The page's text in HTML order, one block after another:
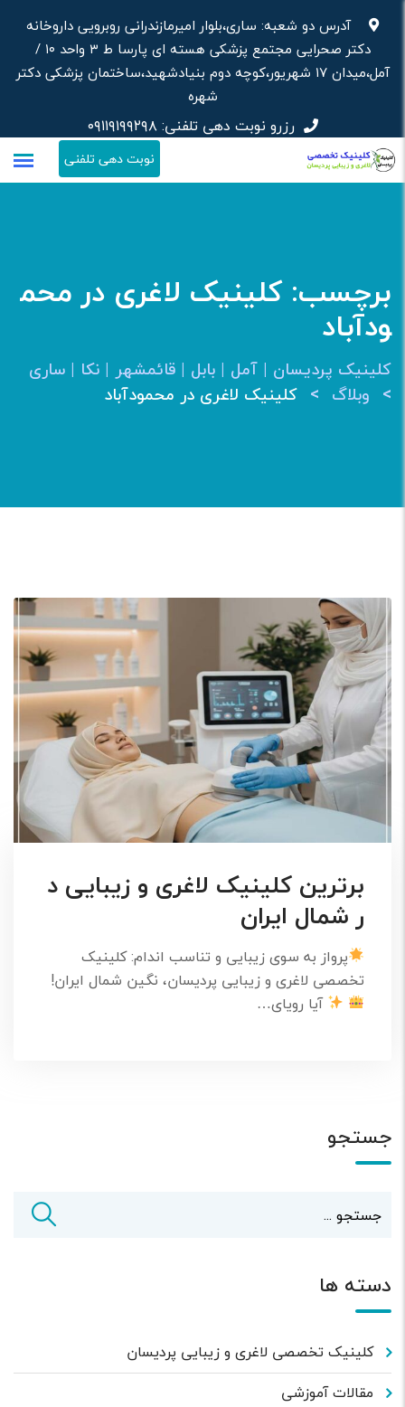
محتوا
آدرس دو شعبه: ساری،بلوار امیرمازندرانی روبرویی داروخانه‌
دکتر صحرایی مجتمع پزشکی هسته ای پارسا ط ۳ واحد ۱۰ /
آمل،میدان ۱۷ شهریور،کوچه دوم بنیادشهید،ساختمان پزشکی دکتر
شهره
رزرو نوبت دهی تلفنی:۰۹۱۱۹۱۹۹۲۹۸
نوبت دهی تلفنی
برچسب:کلینیک لاغری در محم
ودآباد
کلینیک پردیسان | آمل | بابل | قائمشهر | نکا | ساری
> وبلاگ > کلینیک لاغری در محمودآباد
برترین کلینیک لاغری و زیبایی د
ر شمال ایران
پرواز به سوی زیبایی و تناسب اندام: کلینیک
تخصصی لاغری و زیبایی پردیسان، نگین شمال ایران!
آیا رویای…
جستجو
دسته ها
کلینیک تخصصی لاغری و زیبایی پردیسان
مقالات آموزشی